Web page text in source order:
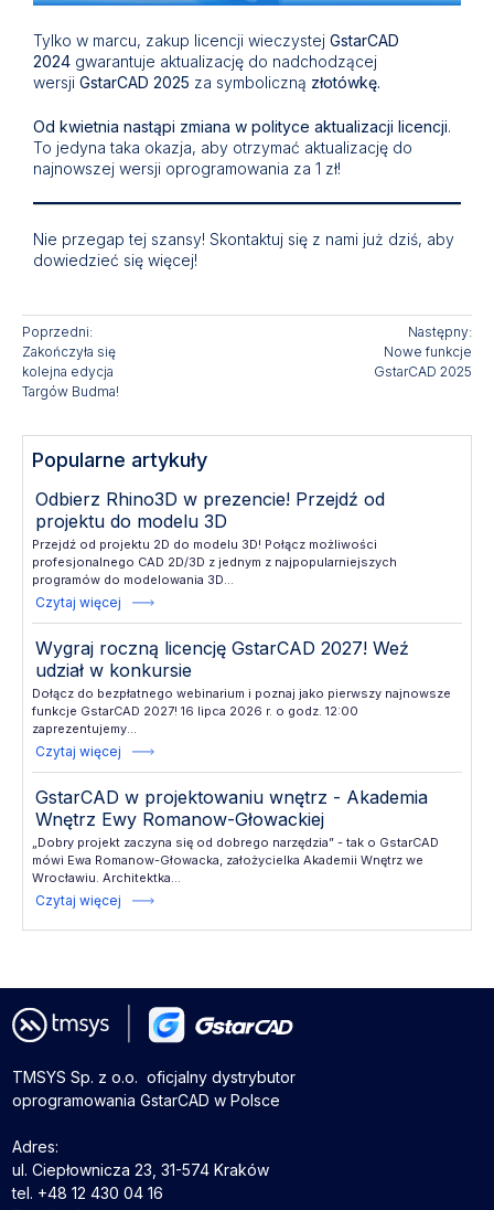
Tylko w marcu, zakup licencji wieczystej GstarCAD
2024 gwarantuje aktualizację do nadchodzącej
wersji GstarCAD 2025 za symboliczną złotówkę.
Od kwietnia nastąpi zmiana w polityce aktualizacji licencji.
To jedyna taka okazja, aby otrzymać aktualizację do
najnowszej wersji oprogramowania za 1 zł!
Nie przegap tej szansy! Skontaktuj się z nami już dziś, aby
dowiedzieć się więcej!
Poprzedni:
Zakończyła się
kolejna edycja
Targów Budma!
Następny:
Nowe funkcje
GstarCAD 2025
Popularne artykuły
Odbierz Rhino3D w prezencie! Przejdź od
projektu do modelu 3D
Przejdź od projektu 2D do modelu 3D! Połącz możliwości
profesjonalnego CAD 2D/3D z jednym z najpopularniejszych
programów do modelowania 3D...
Czytaj więcej
Wygraj roczną licencję GstarCAD 2027! Weź
udział w konkursie
Dołącz do bezpłatnego webinarium i poznaj jako pierwszy najnowsze
funkcje GstarCAD 2027! 16 lipca 2026 r. o godz. 12:00
zaprezentujemy...
Czytaj więcej
GstarCAD w projektowaniu wnętrz - Akademia
Wnętrz Ewy Romanow-Głowackiej
„Dobry projekt zaczyna się od dobrego narzędzia” - tak o GstarCAD
mówi Ewa Romanow-Głowacka, założycielka Akademii Wnętrz we
Wrocławiu. Architektka...
Czytaj więcej
TMSYS Sp. z o.o. ­ oficjalny dystrybutor
oprogramowania GstarCAD w Polsce
Adres:
ul. Ciepłownicza 23, 31-574 Kraków
tel. +48 12 430 04 16